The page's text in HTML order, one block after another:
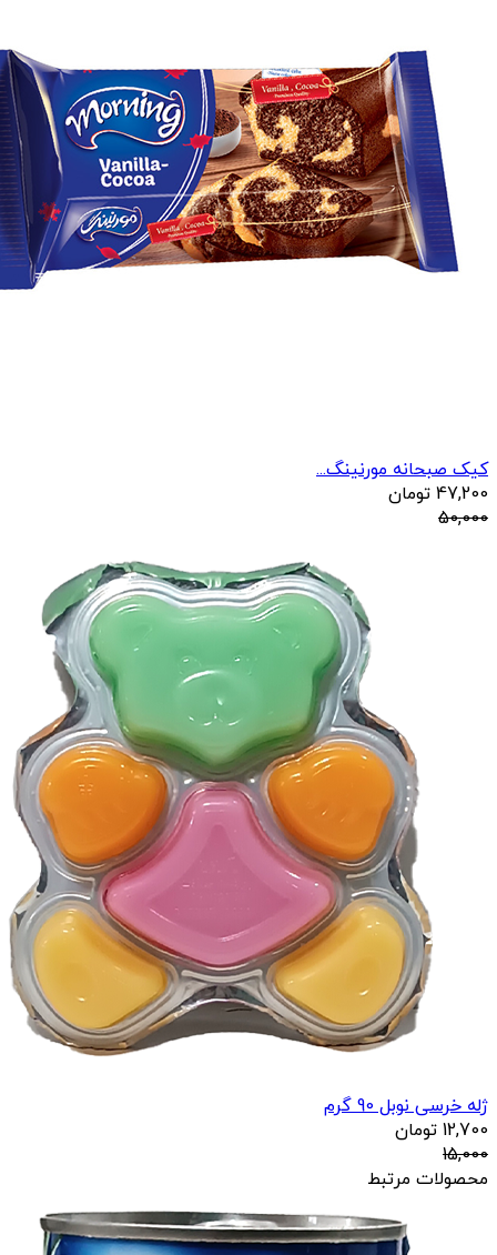
کیک صبحانه مورنینگ...
47,200 تومان
50,000
ژله خرسی نوبل 90 گرم
12,700 تومان
15,000
محصولات مرتبط